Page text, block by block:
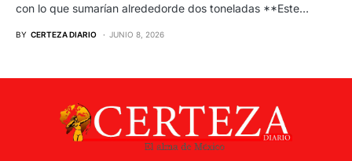
con lo que sumarían alrededorde dos toneladas **Este…
BY CERTEZA DIARIO JUNIO 8, 2026